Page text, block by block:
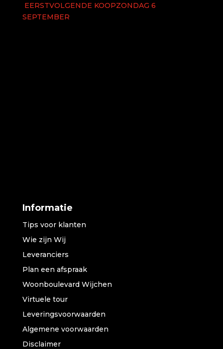
EERSTVOLGENDE KOOPZONDAG 6
SEPTEMBER
Informatie
Tips voor klanten
Wie zijn Wij
Leveranciers
Plan een afspraak
Woonboulevard Wijchen
Virtuele tour
Leveringsvoorwaarden
Algemene voorwaarden
Disclaimer